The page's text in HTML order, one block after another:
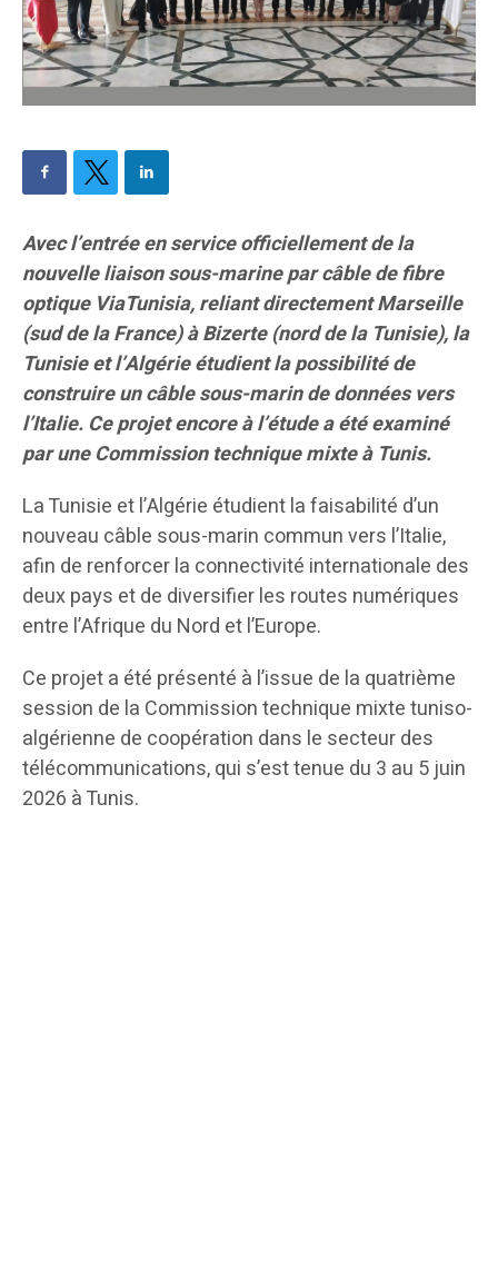
Avec l’entrée en service officiellement de la
nouvelle liaison sous-marine par câble de fibre
optique ViaTunisia, reliant directement Marseille
(sud de la France) à Bizerte (nord de la Tunisie), la
Tunisie et l’Algérie étudient la possibilité de
construire un câble sous-marin de données vers
l’Italie. Ce projet encore à l’étude a été examiné
par une Commission technique mixte à Tunis.
La Tunisie et l’Algérie étudient la faisabilité d’un
nouveau câble sous-marin commun vers l’Italie,
afin de renforcer la connectivité internationale des
deux pays et de diversifier les routes numériques
entre l’Afrique du Nord et l’Europe.
Ce projet a été présenté à l’issue de la quatrième
session de la Commission technique mixte tuniso-
algérienne de coopération dans le secteur des
télécommunications, qui s’est tenue du 3 au 5 juin
2026 à Tunis.